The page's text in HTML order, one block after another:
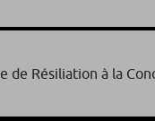
de Résiliation à la